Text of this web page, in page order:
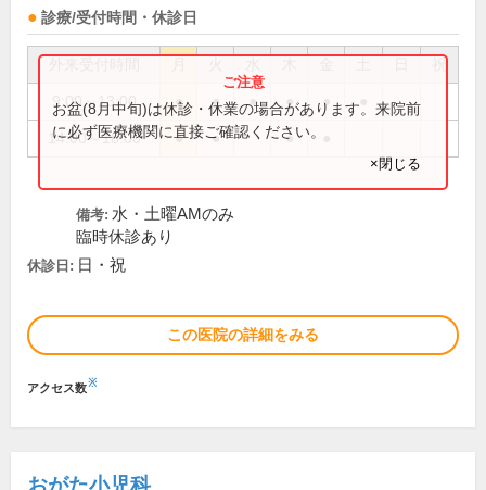
診療/受付時間・休診日
祝
9:00～13:00 ● ● ● ● ●
14:00～18:00 ● ● ●
お盆(8月中旬)は休診・休業の場合があります。来院前
に必ず医療機関に直接ご確認ください。
×閉じる
備考: 水・土曜AMのみ
臨時休診あり
休診日: 日・祝
この医院の詳細をみる
アクセス数※
おがた小児科